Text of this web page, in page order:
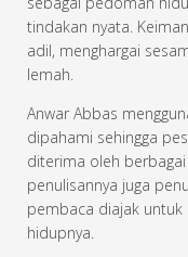
tindakan nyata.
adil, menghargai
lemah.
Anwar Abbas
dipahami sehingga
diterima oleh
penulisannya juga
pembaca diajak untuk
hidupnya.